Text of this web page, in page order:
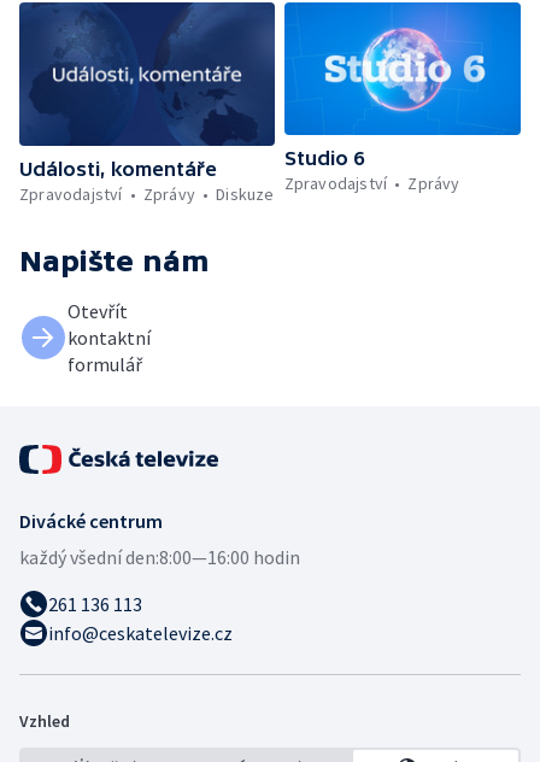
Události, komentáře
Zpravodajství
Zprávy Diskuze
Studio 6
Zpravodajství
Zprávy
Napište nám
Otevřít
kontaktní
formulář
Divácké centrum
každý všední den:8:00—16:00 hodin
261 136 113
info@ceskatelevize.cz
Vzhled